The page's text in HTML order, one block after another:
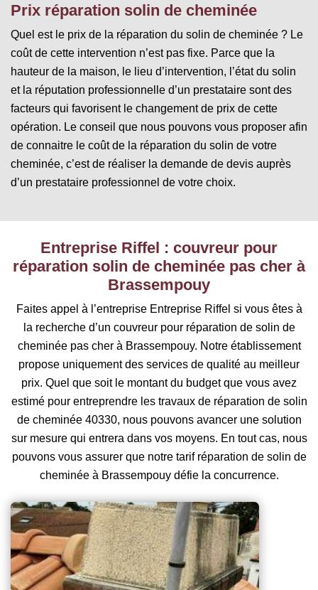
Prix réparation solin de cheminée
Quel est le prix de la réparation du solin de cheminée ? Le
coût de cette intervention n’est pas fixe. Parce que la
hauteur de la maison, le lieu d’intervention, l’état du solin
et la réputation professionnelle d’un prestataire sont des
facteurs qui favorisent le changement de prix de cette
opération. Le conseil que nous pouvons vous proposer afin
de connaitre le coût de la réparation du solin de votre
cheminée, c’est de réaliser la demande de devis auprès
d’un prestataire professionnel de votre choix.
Entreprise Riffel : couvreur pour
réparation solin de cheminée pas cher à
Brassempouy
Faites appel à l’entreprise Entreprise Riffel si vous êtes à
la recherche d’un couvreur pour réparation de solin de
cheminée pas cher à Brassempouy. Notre établissement
propose uniquement des services de qualité au meilleur
prix. Quel que soit le montant du budget que vous avez
estimé pour entreprendre les travaux de réparation de solin
de cheminée 40330, nous pouvons avancer une solution
sur mesure qui entrera dans vos moyens. En tout cas, nous
pouvons vous assurer que notre tarif réparation de solin de
cheminée à Brassempouy défie la concurrence.